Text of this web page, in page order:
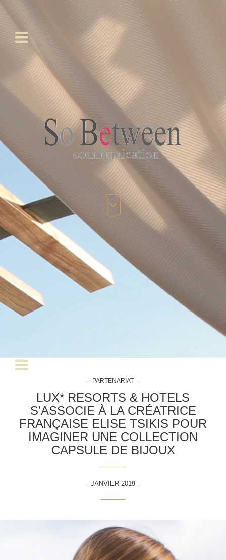
- PARTENARIAT -
LUX* RESORTS & HOTELS
S’ASSOCIE À LA CRÉATRICE
FRANÇAISE ELISE TSIKIS POUR
IMAGINER UNE COLLECTION
CAPSULE DE BIJOUX
- JANVIER 2019 -